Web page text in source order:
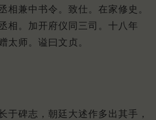
相兼中书令。致仕。在家修史。
相。加开府仪同三司。十八年
太师。谥曰文贞。
于碑志，朝廷大述作多出其手，